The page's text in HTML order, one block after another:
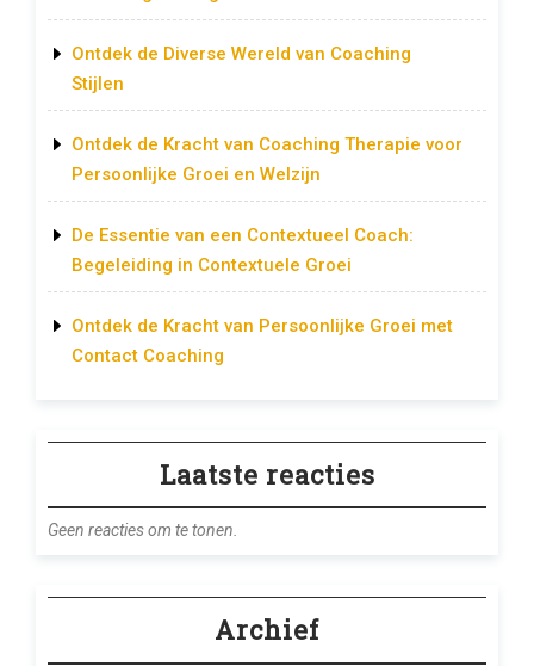
Ontdek de Diverse Wereld van Coaching
Stijlen
Ontdek de Kracht van Coaching Therapie voor
Persoonlijke Groei en Welzijn
De Essentie van een Contextueel Coach:
Begeleiding in Contextuele Groei
Ontdek de Kracht van Persoonlijke Groei met
Contact Coaching
Laatste reacties
Geen reacties om te tonen.
Archief